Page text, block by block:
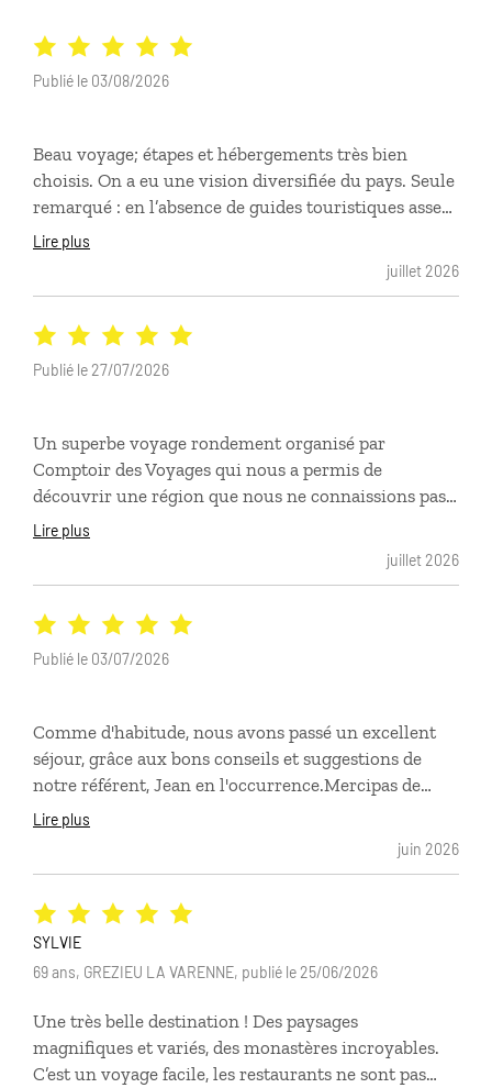
Beau voyage; étapes et hébergements très bien
choisis. On a eu une vision diversifiée du pays. Seule
remarqué : en l’absence de guides touristiques assez
développés, on aurait juste apprécié d’avantages’ de
Lire plus
juillet 2026
Publié le 03/08/2026
Un superbe voyage rondement organisé par
Comptoir des Voyages qui nous a permis de
découvrir une région que nous ne connaissions pas
du tout: la Bosnie et le Monténégro. Le conseiller en
parfaitement notre destination) a été à l'écoute, nous
correspondaient parfaitement à notre désir et à
notre budget. On est ravis!!
Lire plus
juillet 2026
Publié le 27/07/2026
Comme d'habitude, nous avons passé un excellent
séjour, grâce aux bons conseils et suggestions de
notre référent, Jean en l'occurrence.Mercipas de
mauvaises surprises, visites de sites restaurés,
MonténégrinsHébergement dans un petit hôtel de
restaurants, note particulière pour le Timun
(excellent sur tous les sujets)déconnection complète,
une vraie belle découverte !la cité de Dubrovnik vaut
quelques décennies, qui ne nous permettent pas de
voir les monuments originaux mais, ils sont très
bien restaurés.Note particulière pour la War gallery
Lire plus
juin 2026
Publié le 03/07/2026
Une très belle destination ! Des paysages
magnifiques et variés, des monastères incroyables.
C’est un voyage facile, les restaurants ne sont pas
SYLVIE
69 ans, GREZIEU LA VARENNE, publié le 25/06/2026